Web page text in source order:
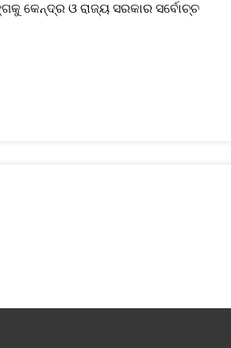
କେନ୍ଦ୍ର ଓ ରାଜ୍ୟ ସରକାର ସର୍ବୋଚ୍ଚ